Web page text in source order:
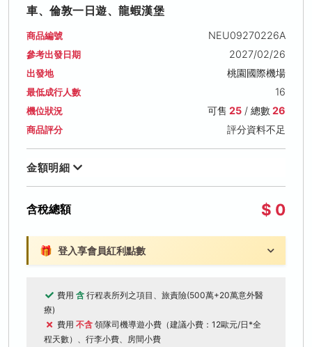
車、倫敦一日遊、龍蝦漢堡
商品編號 NEU09270226A
參考出發日期 2027/02/26
出發地 桃園國際機場
最低成行人數 16
機位狀況 可售 25/ 總數26
商品評分 評分資料不足
金額明細
含稅總額 $ 0
🎁 登入享會員紅利點數
費用 含 行程表所列之項目、旅責險(500萬+20萬意外醫
療)
費用 不含 領隊司機導遊小費（建議小費：12歐元/日*全
程天數）、行李小費、房間小費